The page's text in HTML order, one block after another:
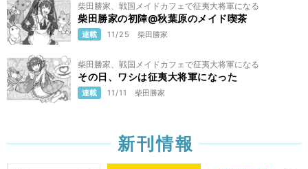
柴田勝家、戦国メイドカフェで征夷大将軍になる
柴田勝家の初陣@秋葉原のメイド喫茶
連載 11/25 柴田勝家
柴田勝家、戦国メイドカフェで征夷大将軍になる
その日、ワシは征夷大将軍になった
連載 11/11 柴田勝家
新刊情報